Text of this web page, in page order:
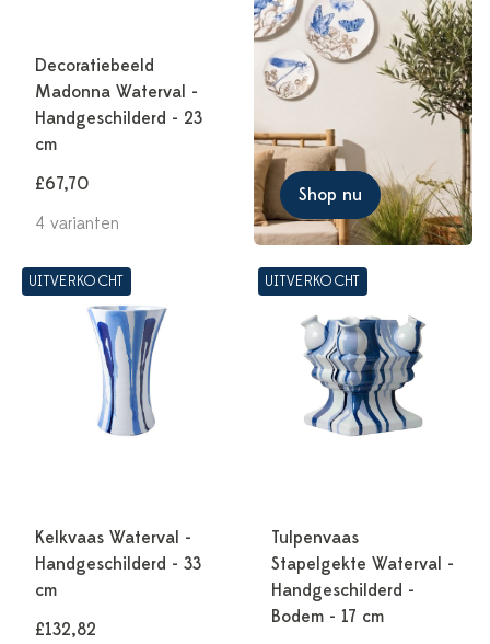
Decoratiebeeld
Madonna Waterval -
Handgeschilderd - 23
cm
£67,70
4 varianten
Shop nu
UITVERKOCHT
Kelkvaas Waterval -
Handgeschilderd - 33
cm
£132,82
UITVERKOCHT
Tulpenvaas
Stapelgekte Waterval -
Handgeschilderd -
Bodem - 17 cm